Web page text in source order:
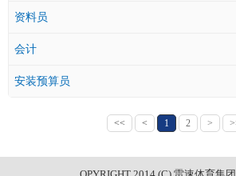
资料员
会计
安装预算员
<< < 1 2 >